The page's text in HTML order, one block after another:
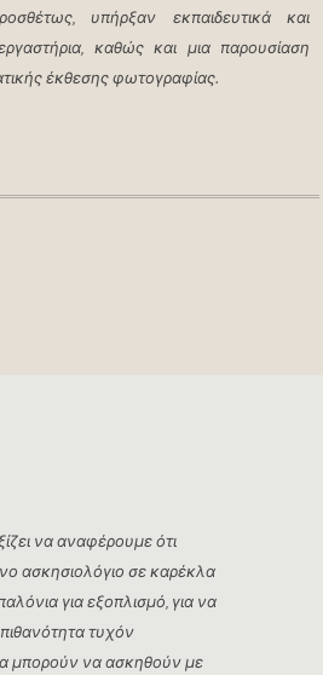
υπήρξαν εκπαιδευτικά και
καθώς και μια παρουσίαση
έκθεσης φωτογραφίας.
να αναφέρουμε ότι
ασκησιολόγιο σε καρέκλα
για εξοπλισμό, για να
τυχόν
μπορούν να ασκηθούν με